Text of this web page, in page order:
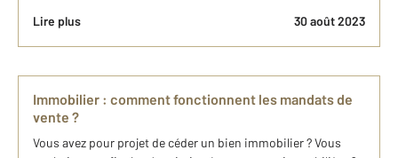
Lire plus 30 août 2023
Immobilier : comment fonctionnent les mandats de
vente ?
Vous avez pour projet de céder un bien immobilier ? Vous